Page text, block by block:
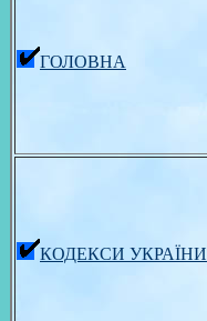
ГОЛОВНА
КОДЕКСИ УКРАЇНИ